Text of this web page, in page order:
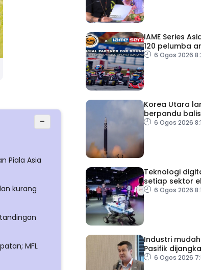
−
Piala Asia
kurang
MFL
IAME Series
120 pelumba
berentap rebut
6 Ogos 2026
Korea Utara
berpandu
dekat ke arah
6 Ogos 2026
Teknologi
setiap sektor
diperkasa
6 Ogos 2026
Industri
Pasifik
AS$1.4 trilion
6 Ogos 2026